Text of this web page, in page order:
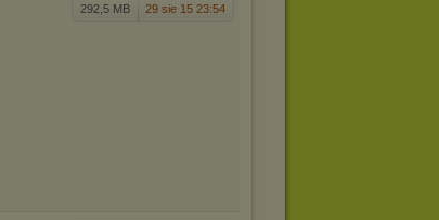
292,5 MB 29 sie 15 23:54